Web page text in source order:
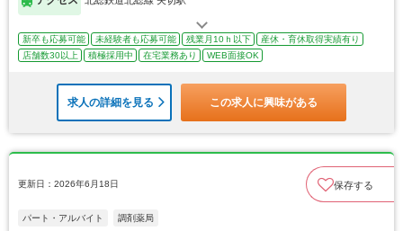
新卒も応募可能 未経験者も応募可能 残業月10ｈ以下
産休・育休取得実績有り
店舗数30以上
積極採用中 在宅業務あり WEB面接OK
求人の詳細を見る この求人に興味がある
更新日：2026年6月18日 保存する
パート・アルバイト 調剤薬局